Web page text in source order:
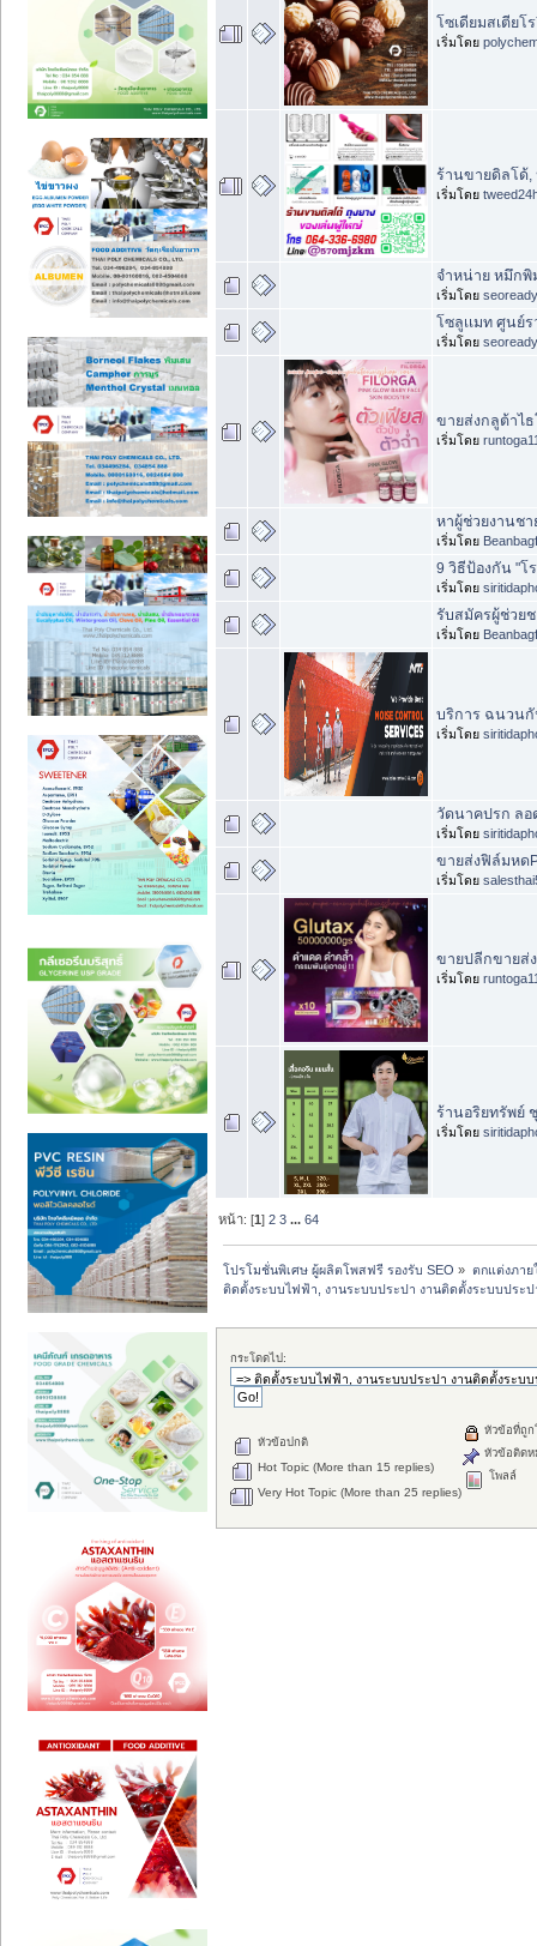
โซเดียมสเตียโ
เริ่มโดย
ร้านขายดิลโด้,
เริ่มโดย
จำหน่าย หมึกพิ
เริ่มโดย seoready
โซลูเเมท ศูนย์
เริ่มโดย seoready
ขายส่งกลูต้าไ
เริ่มโดย
หาผู้ช่วยงานชา
เริ่มโดย
9 วิธีป้องกัน "โ
เริ่มโดย
รับสมัครผู้ช่วย
เริ่มโดย
บริการ ฉนวนกั
เริ่มโดย
วัดนาคปรก ลอ
เริ่มโดย
ขายส่งฟิล์มหด
เริ่มโดย
ขายปลีกขายส่
เริ่มโดย
ร้านอริยทรัพย์
เริ่มโดย
หน้า: [1]2 3 ...64
โปรโมชั่นพิเศษ ผู้ผลิตโพสฟรี รองรับ SEO » ตกแต่งภาย
ติดตั้งระบบไฟฟ้า, งานระบบประปา งานติดตั้งระบบประ
กระโดดไป:
หัวข้อปกติ
Hot Topic (More than 15 replies)
Very Hot Topic (More than 25 replies)
หัวข้อที่ถู
หัวข้อติดห
โพลล์